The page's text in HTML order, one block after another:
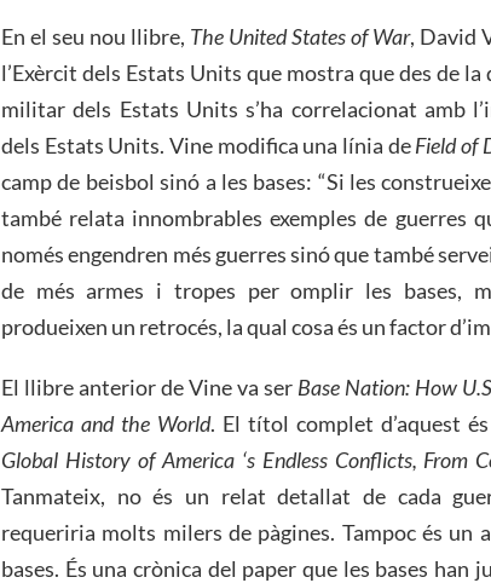
En el seu nou llibre, The United States of War, David
l’Exèrcit dels Estats Units que mostra que des de la
militar dels Estats Units s’ha correlacionat amb
dels Estats Units. Vine modifica una línia deField of
camp de beisbol sinó a les bases: “Si les
també relata innombrables exemples de guerres
només engendren més guerres sinó que també
de més armes i tropes per omplir les bases,
produeixen un retrocés, la qual cosa és un factor
El llibre anterior de Vine va ser Base Nation: How
America and the World. El títol complet d’aquest és
Global History of America ‘s Endless Conflicts, From
Tanmateix, no és un relat detallat de cada
requeriria molts milers de pàgines. Tampoc és un
bases. És una crònica del paper que les bases han